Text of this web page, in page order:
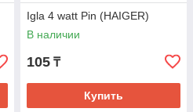
Igla 4 watt Pin (HAIGER)
В наличии
105 ₸
Купить